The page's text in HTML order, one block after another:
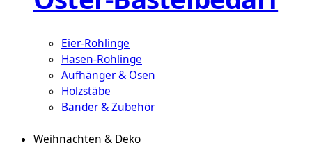
Eier-Rohlinge
Hasen-Rohlinge
Aufhänger & Ösen
Holzstäbe
Bänder & Zubehör
Weihnachten & Deko